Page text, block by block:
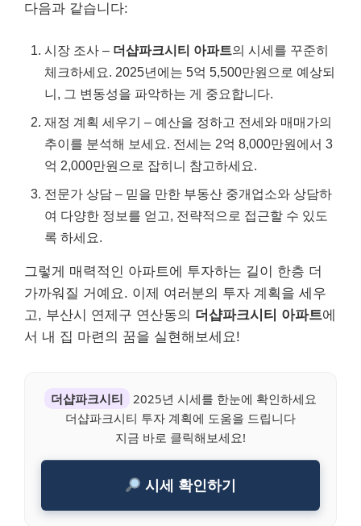
다음과 같습니다:
시장 조사 – 더샵파크시티 아파트의 시세를 꾸준히
체크하세요. 2025년에는 5억 5,500만원으로 예상되
니, 그 변동성을 파악하는 게 중요합니다.
재정 계획 세우기 – 예산을 정하고 전세와 매매가의
추이를 분석해 보세요. 전세는 2억 8,000만원에서 3
억 2,000만원으로 잡히니 참고하세요.
전문가 상담 – 믿을 만한 부동산 중개업소와 상담하
여 다양한 정보를 얻고, 전략적으로 접근할 수 있도
록 하세요.
그렇게 매력적인 아파트에 투자하는 길이 한층 더
가까워질 거예요. 이제 여러분의 투자 계획을 세우
고, 부산시 연제구 연산동의 더샵파크시티 아파트에
서 내 집 마련의 꿈을 실현해보세요!
더샵파크시티
2025년 시세를 한눈에 확인하세요
더샵파크시티 투자 계획에 도움을 드립니다
지금 바로 클릭해보세요!
시세 확인하기